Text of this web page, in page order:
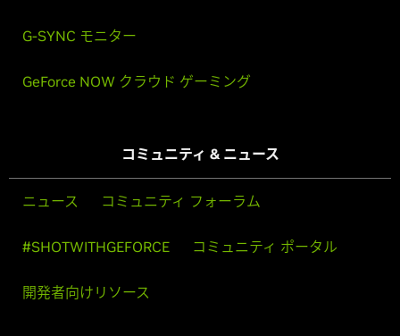
G-SYNC モニター
GeForce NOW クラウド ゲーミング
コミュニティ & ニュース
ニュース コミュニティ フォーラム
#SHOTWITHGEFORCE コミュニティ ポータル
開発者向けリソース